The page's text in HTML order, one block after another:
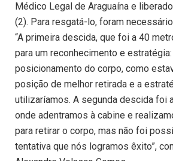
Médico Legal de Araguaína e
(2). Para resgatá-lo, foram
“A primeira descida, que foi a 40
para um reconhecimento e
posicionamento do corpo, como
posição de melhor retirada e a
utilizaríamos. A segunda descida foi
onde adentramos à cabine e
para retirar o corpo, mas não foi
tentativa que nós logramos êxito”,